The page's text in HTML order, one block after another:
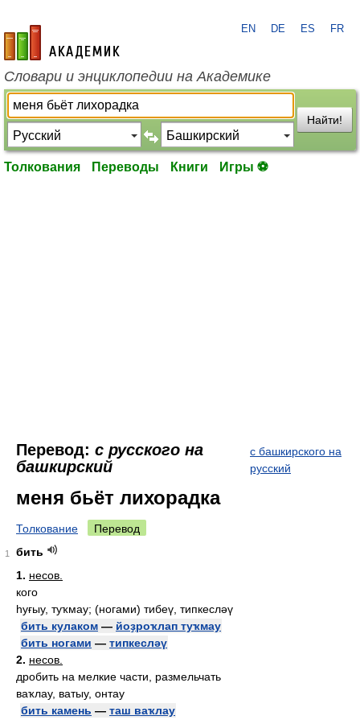
academic.ru
EN DE ES FR
Словари и энциклопедии на Академике
Найти!
Толкования Переводы Книги Игры ⚽
Перевод: с русского на
башкирский
с башкирского на
русский
меня бьёт лихорадка
Толкование Перевод
1
бить
1. несов.
кого
һуғыу, туҡмау; (ногами) тибеү, типкесләү
бить кулаком — йоҙроҡлап туҡмау
бить ногами — типкесләү
2. несов.
дробить на мелкие части, размельчать
ваҡлау, ватыу, онтау
бить камень — таш ваҡлау